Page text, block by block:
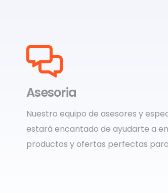
Asesoria
Nuestro equipo de asesores y
estará encantado de ayudarte a
productos y ofertas perfectas